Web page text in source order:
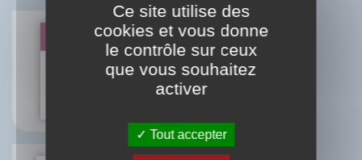
A Dieu le dimanche !
Hélène Bodenez
Ce site utilise des
cookies et vous donne
le contrôle sur ceux
que vous souhaitez
activer
Tout accepter